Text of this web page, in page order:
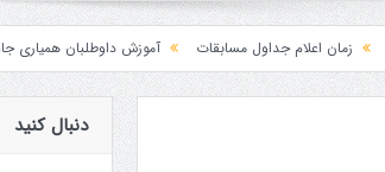
اعلام جداول مسابقات آموزش داوطلبان همیاری جام پارس
دنبال کنید